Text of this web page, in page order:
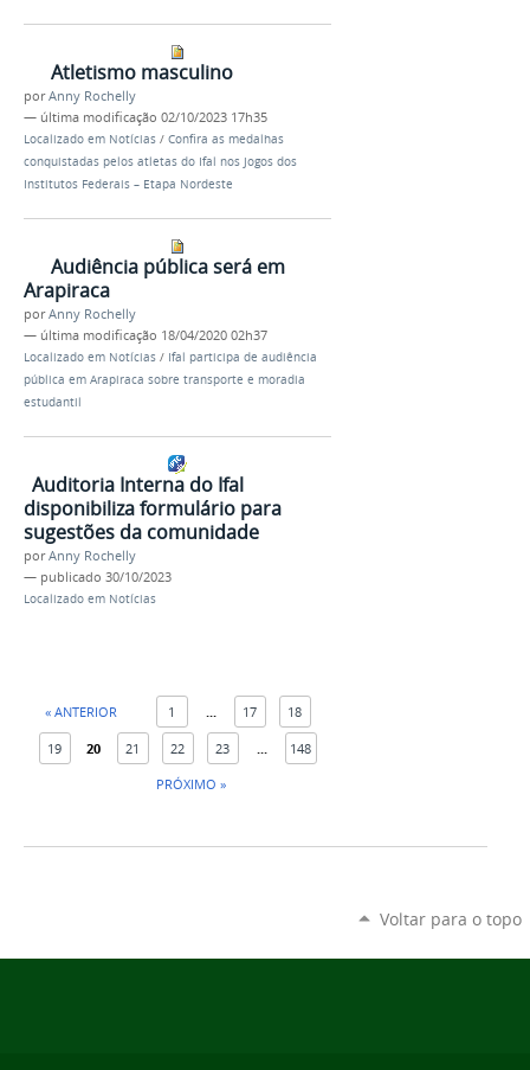
Atletismo masculino
porAnny Rochelly
— última modificação 02/10/2023 17h35
Localizado em Notícias / Confira as medalhas
conquistadas pelos atletas do Ifal nos Jogos dos
Institutos Federais – Etapa Nordeste
Audiência pública será em
Arapiraca
porAnny Rochelly
— última modificação 18/04/2020 02h37
Localizado em Notícias / Ifal participa de audiência
pública em Arapiraca sobre transporte e moradia
estudantil
Auditoria Interna do Ifal
disponibiliza formulário para
sugestões da comunidade
porAnny Rochelly
— publicado 30/10/2023
Localizado em Notícias
« ANTERIOR 1 17 18
19 20 21 22 23
148
PRÓXIMO »
Voltar para o topo